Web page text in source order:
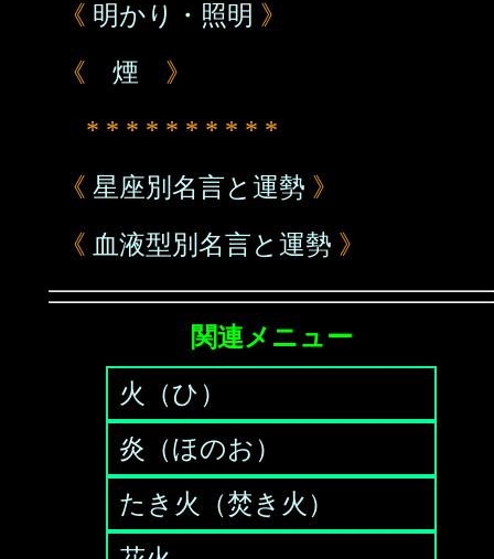
《 明かり・照明 》
《 煙 》
* * * * * * * * * *
《 星座別名言と運勢 》
《 血液型別名言と運勢 》
関連メニュー
火（ひ）
炎（ほのお）
たき火（焚き火）